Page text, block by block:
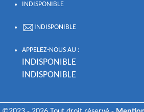
INDISPONIBLE
INDISPONIBLE
APPELEZ-NOUS AU :
INDISPONIBLE
INDISPONIBLE